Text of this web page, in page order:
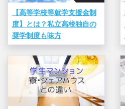
【高等学校等就学支援金制
度】とは？私立高校独自の
奨学制度も味方